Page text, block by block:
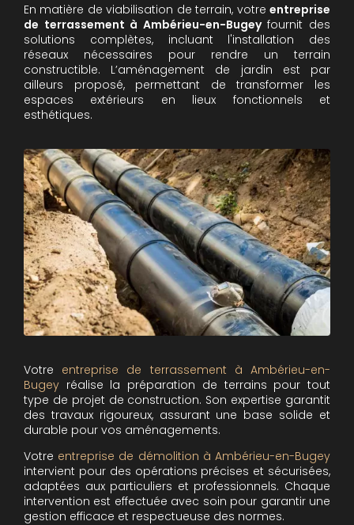
En matière de viabilisation de terrain, votre entreprise
de terrassement à Ambérieu-en-Bugeyfournit des
solutions complètes, incluant l'installation des
réseaux nécessaires pour rendre un terrain
constructible. L’aménagement de jardin est par
ailleurs proposé, permettant de transformer les
espaces extérieurs en lieux fonctionnels et
esthétiques.
Votre entreprise de terrassement à Ambérieu-en-
Bugey réalise la préparation de terrains pour tout
type de projet de construction. Son expertise garantit
des travaux rigoureux, assurant une base solide et
durable pour vos aménagements.
Votre entreprise de démolition à Ambérieu-en-Bugey
intervient pour des opérations précises et sécurisées,
adaptées aux particuliers et professionnels. Chaque
intervention est effectuée avec soin pour garantir une
gestion efficace et respectueuse des normes.